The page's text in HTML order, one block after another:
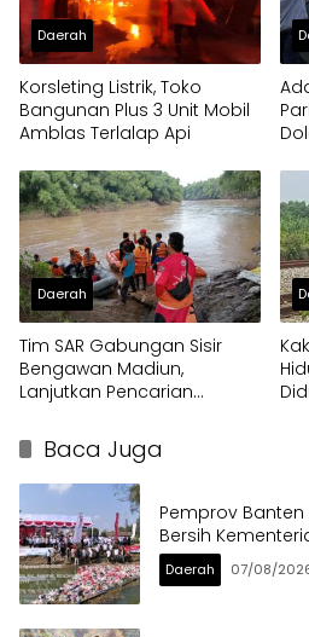
Daerah
Korsleting Listrik, Toko
Bangunan Plus 3 Unit Mobil
Amblas Terlalap Api
Daerah
Tim SAR Gabungan Sisir
Bengawan Madiun,
Lanjutkan Pencarian
Baca Juga
Pemprov
Bersih
Daerah 07/08/